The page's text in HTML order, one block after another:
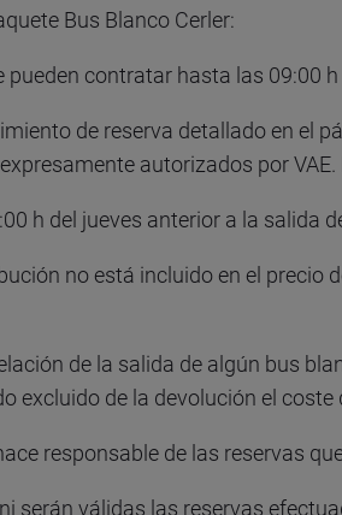
Bus Blanco Cerler:
pueden contratar hasta las 09:00
de reserva detallado en el
autorizados por
h del jueves anterior a la salida
no está incluido en el precio
de la salida de algún bus
excluido de la devolución el
responsable de las reservas
serán válidas las reservas